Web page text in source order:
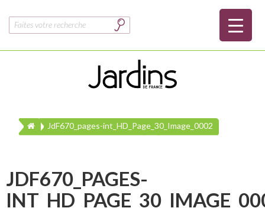
Rechercher :
JdF670_pages-int_HD_Page_30_Image_0002
JDF670_PAGES-